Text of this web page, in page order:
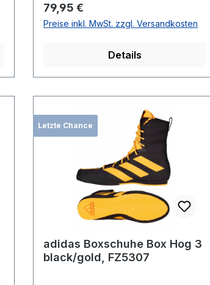
Regulärer Preis:
79,95 €
Preise inkl. MwSt. zzgl. Versandkosten
Details
Letzte Chance
adidas Boxschuhe Box Hog 3
black/gold, FZ5307